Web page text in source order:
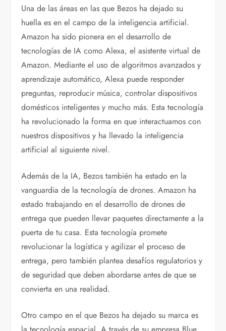
Una de las áreas en las que Bezos ha dejado su
huella es en el campo de la inteligencia artificial.
Amazon ha sido pionera en el desarrollo de
tecnologías de IA como Alexa, el asistente virtual de
Amazon. Mediante el uso de algoritmos avanzados y
aprendizaje automático, Alexa puede responder
preguntas, reproducir música, controlar dispositivos
domésticos inteligentes y mucho más. Esta tecnología
ha revolucionado la forma en que interactuamos con
nuestros dispositivos y ha llevado la inteligencia
artificial al siguiente nivel.
Además de la IA, Bezos también ha estado en la
vanguardia de la tecnología de drones. Amazon ha
estado trabajando en el desarrollo de drones de
entrega que pueden llevar paquetes directamente a la
puerta de tu casa. Esta tecnología promete
revolucionar la logística y agilizar el proceso de
entrega, pero también plantea desafíos regulatorios y
de seguridad que deben abordarse antes de que se
convierta en una realidad.
Otro campo en el que Bezos ha dejado su marca es